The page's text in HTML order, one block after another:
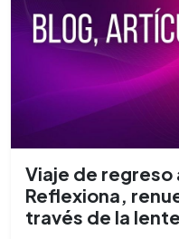
Viaje de
Reflexiona,
través de la